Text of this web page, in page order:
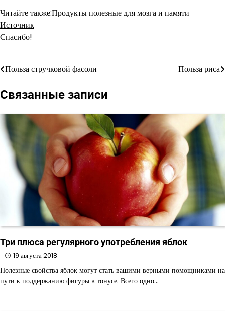
Читайте также:Продукты полезные для мозга и памяти
Источник
Спасибо!
Навигация
по
Польза стручковой фасоли Польза риса
Связанные записи
Три плюса регулярного употребления яблок
19 августа 2018
Полезные свойства яблок могут стать вашими верными помощниками на
пути к поддержанию фигуры в тонусе. Всего одно…